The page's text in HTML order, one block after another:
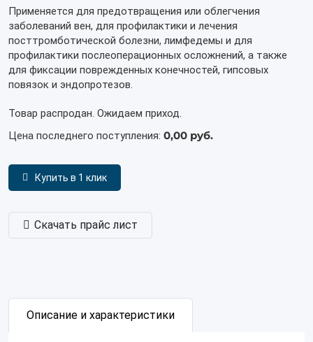
Применяется для предотвращения или облегчения
заболеваний вен, для профилактики и лечения
посттромботической болезни, лимфедемы и для
профилактики послеоперационных осложнений, а также
для фиксации поврежденных конечностей, гипсовых
повязок и эндопротезов.
Товар распродан. Ожидаем приход.
Цена последнего поступления: 0,00 руб.
Купить в 1 клик
Скачать прайс лист
Описание и характеристики